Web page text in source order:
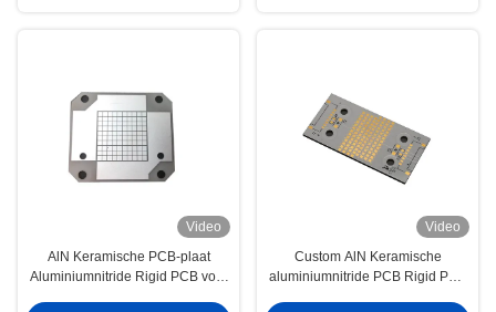
Video
AlN Keramische PCB-plaat
Aluminiumnitride Rigid PCB voor
Video
Custom AlN Keramische
aluminiumnitride PCB Rigid PCB